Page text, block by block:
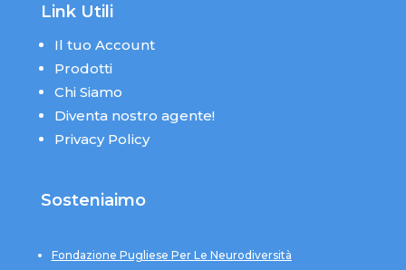
Link Utili
Il tuo Account
Prodotti
Chi Siamo
Diventa nostro agente!
Privacy Policy
Sosteniaimo
Fondazione Pugliese Per Le Neurodiversità